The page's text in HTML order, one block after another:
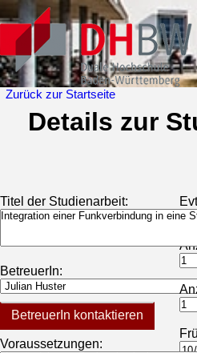
Zurück zur Startseite
Details zur
Titel der Studienarbeit:
BetreuerIn:
BetreuerIn kontaktieren
Voraussetzungen: